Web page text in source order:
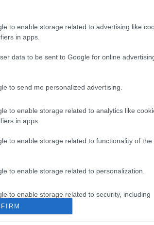
to enable storage related to advertising like
in apps.
data to be sent to Google for online
to send me personalized advertising.
to enable storage related to analytics like
in apps.
to enable storage related to functionality of the
to enable storage related to personalization.
to enable storage related to security, including
and fraud prevention, and other user
fluorforbudet:
med ham om status
testapparatet,
– Dette